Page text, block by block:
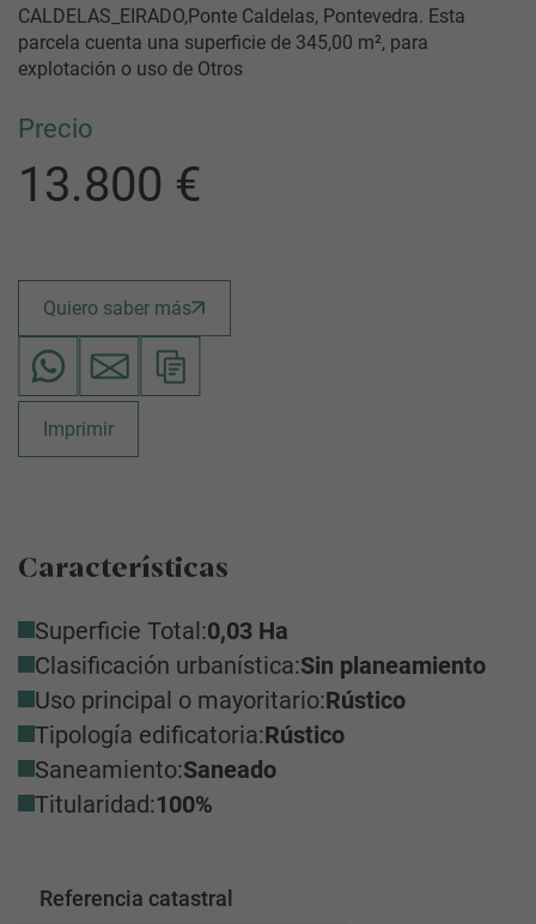
CALDELAS_EIRADO,Ponte Caldelas, Pontevedra. Esta
parcela cuenta una superficie de 345,00 m², para
explotación o uso de Otros
Precio
13.800 €
Quiero saber más
Imprimir
Características
Superficie Total:0,03 Ha
Clasificación urbanística:Sin planeamiento
Uso principal o mayoritario:Rústico
Tipología edificatoria:Rústico
Saneamiento:Saneado
Titularidad:100%
Referencia catastral